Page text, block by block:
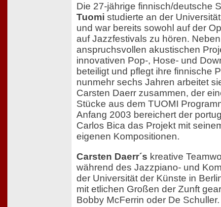
Die 27-jährige finnisch/deutsche
Tuomi studierte an der
und war bereits sowohl auf der
auf Jazzfestivals zu hören.
anspruchsvollen akustischen
innovativen Pop-, Hose- und
beteiligt und pflegt ihre finnische
nunmehr sechs Jahren arbeitet
Carsten Daerr zusammen, der
Stücke aus dem TUOMI
Anfang 2003 bereichert der
Carlos Bica das Projekt mit
eigenen Kompositionen.
Carsten Daerr´s kreative
während des Jazzpiano- und
der Universität der Künste in
mit etlichen Großen der Zunft
Bobby McFerrin oder De